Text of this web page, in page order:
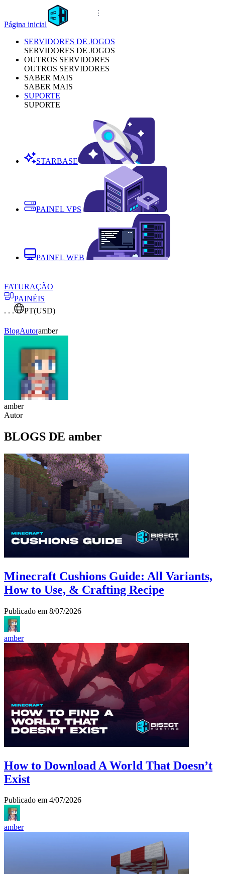
Página inicial
SERVIDORES DE JOGOS
SERVIDORES DE JOGOS
OUTROS SERVIDORES
OUTROS SERVIDORES
SABER MAIS
SABER MAIS
SUPORTE
SUPORTE
STARBASE
PAINEL VPS
PAINEL WEB
FATURAÇÃO
PAINÉIS
. . .
PT(USD)
BlogAutoramber
amber
Autor
BLOGS DE amber
Minecraft Cushions Guide: All Variants,
How to Use, & Crafting Recipe
Publicado em 8/07/2026
amber
How to Download A World That Doesn’t
Exist
Publicado em 4/07/2026
amber